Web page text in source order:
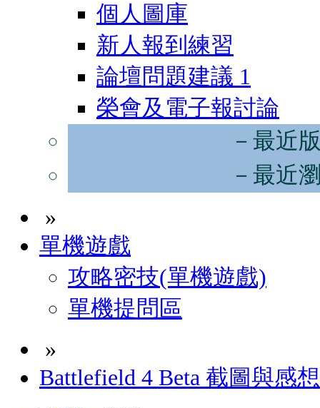
個人圖庫
新人報到練習
論壇問題建議 1
榮會及電子報討論
－最近
－最近
»
單機遊戲
攻略密技(單機遊戲)
單機提問區
»
Battlefield 4 Beta 截圖與感